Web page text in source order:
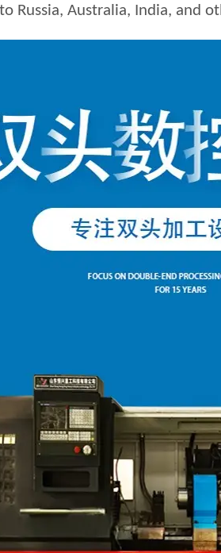
Russia, Australia, India, and